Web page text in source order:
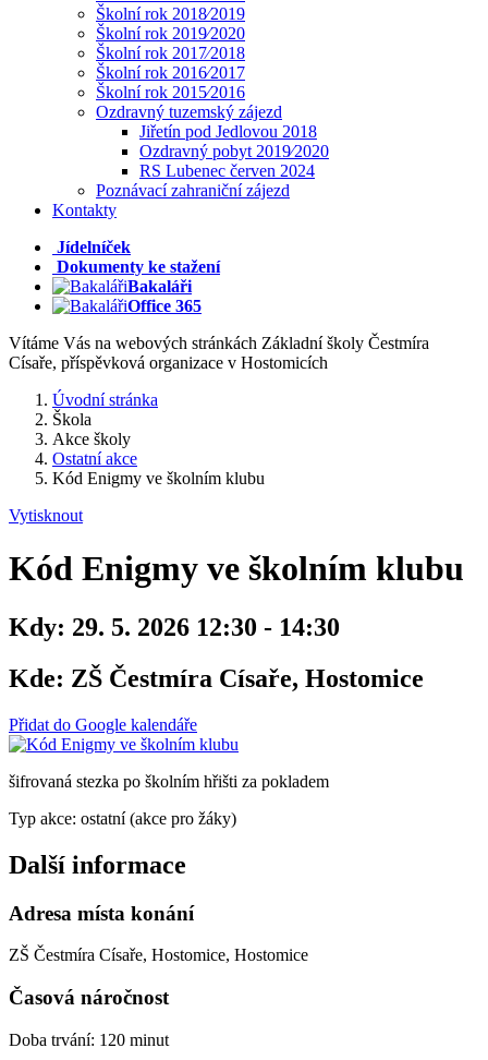
Školní rok 2018⁄2019
Školní rok 2019⁄2020
Školní rok 2017⁄2018
Školní rok 2016⁄2017
Školní rok 2015⁄2016
Ozdravný tuzemský zájezd
Jiřetín pod Jedlovou 2018
Ozdravný pobyt 2019⁄2020
RS Lubenec červen 2024
Poznávací zahraniční zájezd
Kontakty
Jídelníček
Dokumenty ke stažení
Bakaláři
Office 365
Vítáme Vás na webových stránkách Základní školy Čestmíra
Císaře, příspěvková organizace v Hostomicích
Úvodní stránka
Škola
Akce školy
Ostatní akce
Kód Enigmy ve školním klubu
Vytisknout
Kód Enigmy ve školním klubu
Kdy: 29. 5. 2026 12:30 - 14:30
Kde: ZŠ Čestmíra Císaře, Hostomice
Přidat do Google kalendáře
šifrovaná stezka po školním hřišti za pokladem
Typ akce: ostatní (akce pro žáky)
Další informace
Adresa místa konání
ZŠ Čestmíra Císaře, Hostomice, Hostomice
Časová náročnost
Doba trvání: 120 minut